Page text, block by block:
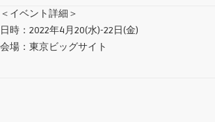
＜イベント詳細＞
日時：2022年4月20(水)-22日(金)
会場：東京ビッグサイト